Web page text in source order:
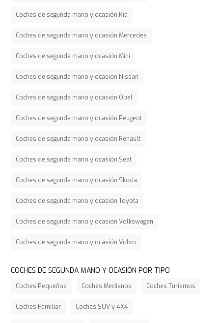
Coches de segunda mano y ocasión Kia
Coches de segunda mano y ocasión Mercedes
Coches de segunda mano y ocasión Mini
Coches de segunda mano y ocasión Nissan
Coches de segunda mano y ocasión Opel
Coches de segunda mano y ocasión Peugeot
Coches de segunda mano y ocasión Renault
Coches de segunda mano y ocasión Seat
Coches de segunda mano y ocasión Skoda
Coches de segunda mano y ocasión Toyota
Coches de segunda mano y ocasión Volkswagen
Coches de segunda mano y ocasión Volvo
COCHES DE SEGUNDA MANO Y OCASIÓN POR TIPO
Coches Pequeños Coches Medianos Coches Turismos
Coches Familiar Coches SUV y 4X4